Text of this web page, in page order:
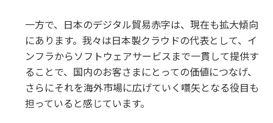
一方で、日本のデジタル貿易赤字は、現在も拡大傾向
にあります。我々は日本製クラウドの代表として、イ
ンフラからソフトウェアサービスまで一貫して提供す
ることで、国内のお客さまにとっての価値につなげ、
さらにそれを海外市場に広げていく嚆矢となる役目も
担っていると感じています。